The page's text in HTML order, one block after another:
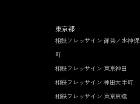
東京都
相鉄フレッサイン 御茶ノ水神保
町
相鉄フレッサイン 東京神田
相鉄フレッサイン 神田大手町
相鉄フレッサイン 東京京橋